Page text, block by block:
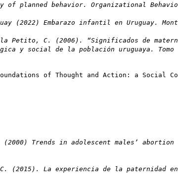
planned behavior. Organizational Behavior
(2022) Embarazo infantil en Uruguay.
Petito, C. (2006). “Significados de
y social de la población uruguaya.
of Thought and Action: a Social
(2000) Trends in adolescent males’
(2015). La experiencia de la paternidad